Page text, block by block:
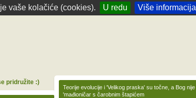
vaše kolačiće (cookies). U redu Više informacija
pridružite :)
Teorije evolucije i 'Velikog praska' su točne, a Bog nije
'mađioničar s čarobnim štapićem